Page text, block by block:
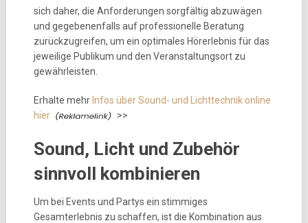
sich daher, die Anforderungen sorgfältig abzuwägen
und gegebenenfalls auf professionelle Beratung
zurückzugreifen, um ein optimales Hörerlebnis für das
jeweilige Publikum und den Veranstaltungsort zu
gewährleisten.
Erhalte mehr Infos über Sound- und Lichttechnik online
hier
>>
Sound, Licht und Zubehör
sinnvoll kombinieren
Um bei Events und Partys ein stimmiges
Gesamterlebnis zu schaffen, ist die Kombination aus